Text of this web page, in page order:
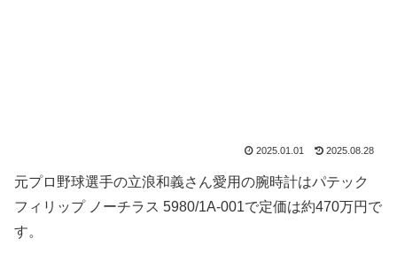
2025.01.01 2025.08.28
元プロ野球選手の立浪和義さん愛用の腕時計はパテック
フィリップ ノーチラス 5980/1A-001で定価は約470万円で
す。